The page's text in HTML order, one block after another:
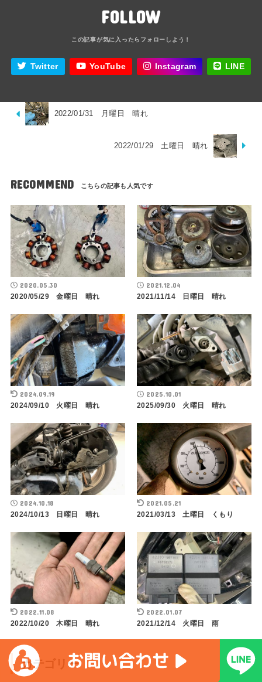
FOLLOW
Twitter YouTube Instagram LINE
2022/01/31 月曜日 晴れ
2022/01/29 土曜日 晴れ
RECOMMEND
2020.05.30
2020/05/29 金曜日 晴れ
2021.12.04
2021/11/14 日曜日 晴れ
2024.09.19
2024/09/10 火曜日 晴れ
2025.10.01
2025/09/30 火曜日 晴れ
2024.10.18
2024/10/13 日曜日 晴れ
2021.05.21
2021/03/13 土曜日 くもり
2022.11.08
2022/10/20 木曜日 晴れ
2022.01.07
2021/12/14 火曜日 雨
カテゴリー